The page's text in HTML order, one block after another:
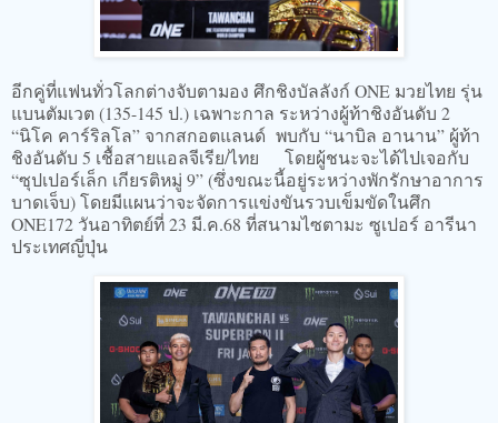
อีกคู่ที่แฟนทั่วโลกต่างจับตามอง ศึกชิงบัลลังก์ ONE มวยไทย รุ่น
แบนตัมเวต (135-145 ป.) เฉพาะกาล ระหว่างผู้ท้าชิงอันดับ 2
“นิโค คาร์ริลโล” จากสกอตแลนด์ พบกับ “นาบิล อานาน” ผู้ท้า
ชิงอันดับ 5 เชื้อสายแอลจีเรีย/ไทย โดยผู้ชนะจะได้ไปเจอกับ
“ซุปเปอร์เล็ก เกียรติหมู่ 9” (ซึ่งขณะนี้อยู่ระหว่างพักรักษาอาการ
บาดเจ็บ) โดยมีแผนว่าจะจัดการแข่งขันรวบเข็มขัดในศึก
ONE172 วันอาทิตย์ที่ 23 มี.ค.68 ที่สนามไซตามะ ซูเปอร์ อารีนา
ประเทศญี่ปุ่น